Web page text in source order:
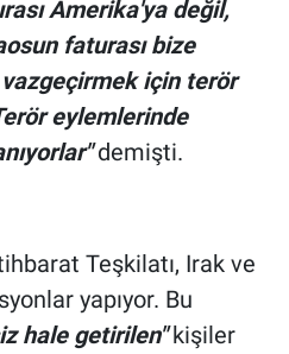
Amerika'ya değil,
faturası bize
için terör
eylemlerinde
demişti.
Teşkilatı, Irak ve
yapıyor. Bu
hale getirilen"kişiler